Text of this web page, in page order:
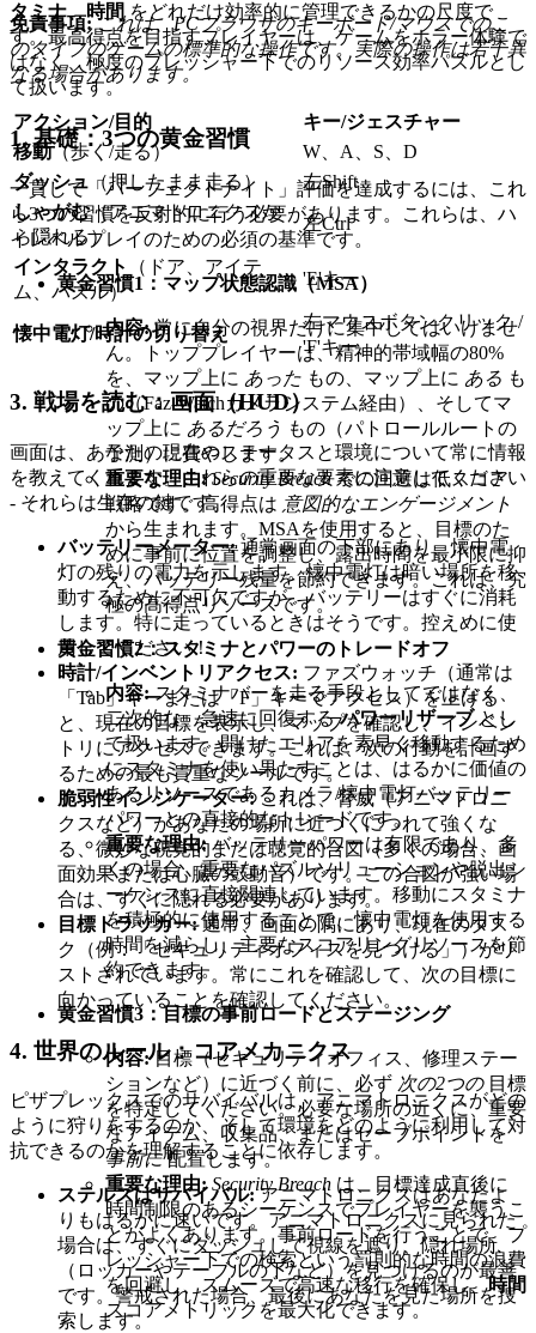
免責事項: これは、PCブラウザのキーボード/マウスでのこ
のタイプのゲームの標準的な操作です。実際の操作は若干異
なる場合があります。
アクション/目的
キー/ジェスチャー
移動（歩く/走る）
W、A、S、D
ダッシュ （押したまま走る）
左Shift
しゃがむ（アニマトロニクスか
ら隠れる）
左Ctrl
インタラクト
（ドア、アイテ
ム、パズル）
'E'キー
懐中電灯/時計の切り替え
左マウスボタンクリック /
'F'キー
3. 戦場を読む：画面（HUD）
画面は、あなたの現在のステータスと環境について常に情報
を教えてくれます。これらの重要な要素に注意してください
- それらは生存の鍵です。
バッテリーメーター:通常画面の下部にあり、懐中電
灯の残りの電力を示します。懐中電灯は暗い場所を移
動するために不可欠ですが、バッテリーはすぐに消耗
します。特に走っているときはそうです。控えめに使
用してください！
時計/インベントリアクセス: ファズウォッチ（通常は
「Tab」キーまたは「F」キーでアクセス）を上げる
と、現在の目標を表示し、マップを確認し、インベン
トリにアクセスできます。これは、次の行動を計画す
るための最も貴重なツールです。
脆弱性インジケーター:これは、脅威（アニマトロニ
クスなど）があなたの場所に近づくにつれて強くな
る、微妙な視覚的または聴覚的合図（多くの場合、画
面効果または心臓の鼓動音）です。この合図が強い場
合は、すぐに隠れる必要があります。
目標トラッカー:通常、画面の隅にあり、現在のタス
ク（例：「セキュリティオフィスを見つける」）がリ
ストされています。常にこれを確認して、次の目標に
向かっていることを確認してください。
4. 世界のルール：コアメカニクス
ピザプレックスでのサバイバルは、アニマトロニクスがどの
ように狩りをするのか、そして環境をどのように利用して対
抗できるのかを理解することに依存します。
ステルスはサバイバル:アニマトロニクスはあなたよ
りもはるかに速いです。アニマトロニクスに見られた
場合は、すぐにダッシュして視線を遮り、隠れ場所
（ロッカーやテーブルの下など）を見つけるのが最善
です。警戒された場合、最後にあなたを見た場所を捜
索します。
タミナ、時間をどれだけ効率的に管理できるかの尺度で
す。最高得点を目指すプレイヤーは、ゲームをホラー体験で
はなく、極度のプレッシャー下でのリソース効率パズルとし
て扱います。
1. 基礎：3つの黄金習慣
一貫して「パーフェクトナイト」評価を達成するには、これ
ら3つの習慣を反射的に行う必要があります。これらは、ハ
イレベルプレイのための必須の基準です。
黄金習慣1：マップ状態認識（MSA）
内容:常に自分の視界だけに集中してはいけませ
ん。トッププレイヤーは、精神的帯域幅の80%
を、マップ上に あった もの、マップ上に ある も
の（Faz-Watchカメラシステム経由）、そしてマ
ップ上に あるだろう もの（パトロールルートの
予測）に費やします。
重要な理由: Security Breachでの回避は低スコア
戦略です。高得点は 意図的なエンゲージメント
から生まれます。MSAを使用すると、目標のた
めに事前に位置を調整し、露出時間を最小限に抑
え、バッテリー残量を節約できます。これは、究
極の高得点リソースです。
黄金習慣2：スタミナとパワーのトレードオフ
内容:スタミナバーを走る手段としてではなく、
二次的な、急速に回復するパワーリザーブとし
て扱います。開けたエリアを素早く移動するため
にスタミナを使い果たすことは、はるかに価値の
あるリソースであるカメラ/懐中電灯バッテリー
パワーとの直接的なトレードです。
重要な理由:バッテリーパワーは有限であり、多
くの場合、重要なパズルソリューションや脱出シ
ーケンスに直接関連しています。移動にスタミナ
を積極的に使用することで、懐中電灯を使用する
時間を減らし、主要なスコアリングリソースを節
約できます。
黄金習慣3：目標の事前ロードとステージング
内容:目標（セキュリティオフィス、修理ステー
ションなど）に近づく前に、必ず 次の2つの目標
を特定してください。必要な場所の近くに、重要
なアイテム、収集品、またはセーブポイントを
事前に配置します。
重要な理由: Security Breach は、目標達成直後に
時間制限のあるシーケンスでプレイヤーを襲うこ
とがよくあります。事前ロードを行うことで、プ
レッシャー下での検索という罰則的な時間の浪費
を回避し、スムーズで高速な移行を確保し、時間
スコアメトリックを最大化できます。